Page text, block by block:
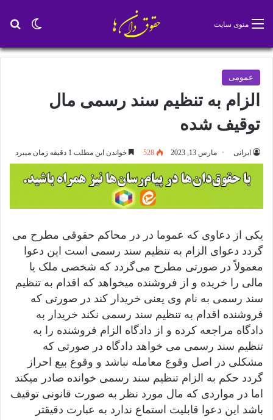
تغییر منوی سایت
عمومی
الزام به تنظیم سند رسمی مال
توقیف شده
ایرانی مارس 13, 2023 528 خواندن این مطلب 1 دقیقه زمان میبرد
یکی از دعاوی که عموما در در محاکم حقوقی مطرح می
گردد دعوای الزام به تنظیم سند رسمی است این دعوا
معمولاً در صورتی مطرح می‌گردد که شخصی ملک یا
مالی را خریده و از فروشنده میخواهد که اقدام به تنظیم
سند رسمی به نام وی یعنی خریدار کند در صورتی که
فروشنده اقدام به تنظیم سند رسمی نکند خریدار به
دادگاه مراجعه کرده و از دادگاه الزام فروشنده را به
تنظیم سند رسمی می خواهد دادگاه در صورتی که
مشکلی در اصل وقوع معامله نباشد و وقوع بیع احراز
گردد حکم به الزام تنظیم سند رسمی خوانده صادر میکند
اما در مواردی که مال مورد نظر به صورت قانونی توقیف
باشد این دعوا قابلیت استماع ندارد به عبارت دقیقتر